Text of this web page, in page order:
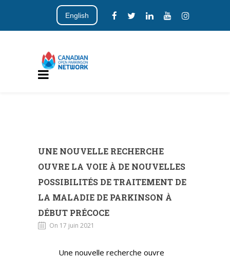
English
UNE NOUVELLE RECHERCHE
OUVRE LA VOIE À DE NOUVELLES
POSSIBILITÉS DE TRAITEMENT DE
LA MALADIE DE PARKINSON À
DÉBUT PRÉCOCE
On 17 juin 2021
Une nouvelle recherche ouvre